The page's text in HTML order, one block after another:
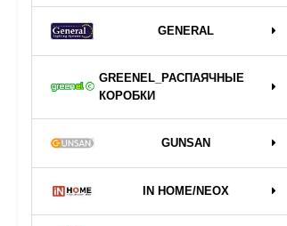
GENERAL
GREENEL_РАСПАЯЧНЫЕ
КОРОБКИ
GUNSAN
IN HOME/NEOX